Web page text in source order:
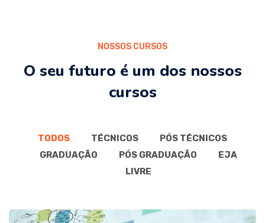
NOSSOS CURSOS
O seu futuro é um dos nossos
cursos
TODOS TÉCNICOS
PÓS TÉCNICOS
GRADUAÇÃO
PÓS GRADUAÇÃO
EJA
LIVRE